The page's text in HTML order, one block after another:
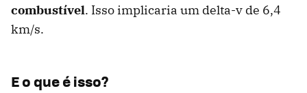
combustível. Isso implicaria um delta-v de 6,4
km/s.
E o que é isso?